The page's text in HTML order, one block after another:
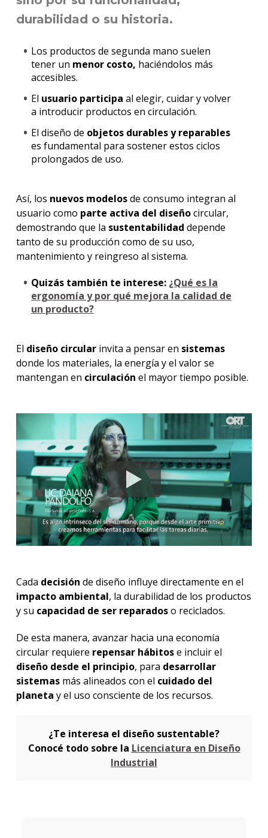
durabilidad o su historia.
Los productos de segunda mano suelen
tener un menor costo, haciéndolos más
accesibles.
El usuario participa al elegir, cuidar y volver
a introducir productos en circulación.
El diseño de objetos durables y reparables
es fundamental para sostener estos ciclos
prolongados de uso.
Así, los nuevos modelosde consumo integran al
usuario como parte activa del diseñocircular,
demostrando que la sustentabilidad depende
tanto de su producción como de su uso,
mantenimiento y reingreso al sistema.
Quizás también te interese: ¿Qué es la
ergonomía y por qué mejora la calidad de
un producto?
El diseño circularinvita a pensar en sistemas
donde los materiales, la energía y el valor se
mantengan en circulación el mayor tiempo posible.
Cada decisión de diseño influye directamente en el
impacto ambiental, la durabilidad de los productos
y su capacidad de ser reparadoso reciclados.
De esta manera, avanzar hacia una economía
circular requiere repensar hábitose incluir el
diseño desde el principio, para desarrollar
sistemasmás alineados con el cuidado del
planeta y el uso consciente de los recursos.
¿Te interesa el diseño sustentable?
Conocé todo sobre la Licenciatura en Diseño
Industrial